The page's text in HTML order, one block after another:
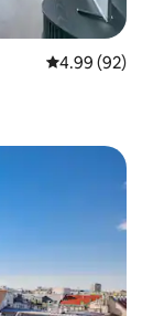
Calificación
4.99 (92)